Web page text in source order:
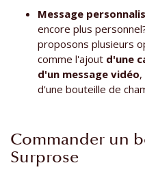
Message
encore plus
proposons plusieurs
comme l'ajout d'une
d'un message vidéo
d'une bouteille de
Commander un
Surprose